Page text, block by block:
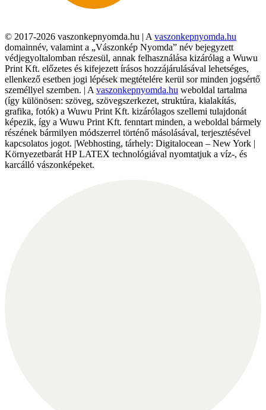
© 2017-2026 vaszonkepnyomda.hu | A vaszonkepnyomda.hu
domainnév, valamint a „Vászonkép Nyomda” név bejegyzett
védjegyoltalomban részesül, annak felhasználása kizárólag a Wuwu
Print Kft. előzetes és kifejezett írásos hozzájárulásával lehetséges,
ellenkező esetben jogi lépések megtételére kerül sor minden jogsértő
személlyel szemben. | A vaszonkepnyomda.hu weboldal tartalma
(így különösen: szöveg, szövegszerkezet, struktúra, kialakítás,
grafika, fotók) a Wuwu Print Kft. kizárólagos szellemi tulajdonát
képezik, így a Wuwu Print Kft. fenntart minden, a weboldal bármely
részének bármilyen módszerrel történő másolásával, terjesztésével
kapcsolatos jogot. |Webhosting, tárhely: Digitalocean – New York |
Környezetbarát HP LATEX technológiával nyomtatjuk a víz-, és
karcálló vászonképeket.